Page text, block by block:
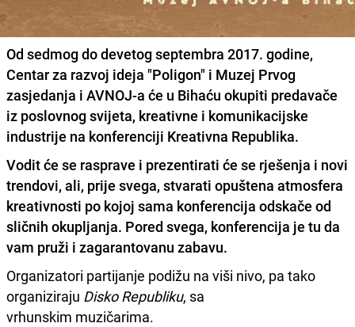
Od sedmog do devetog septembra 2017. godine,
Centar za razvoj ideja "Poligon" i Muzej Prvog
zasjedanja i AVNOJ-a će u Bihaću okupiti predavače
iz poslovnog svijeta, kreativne i komunikacijske
industrije na konferenciji Kreativna Republika.
Vodit će se rasprave i prezentirati će se rješenja i novi
trendovi, ali, prije svega, stvarati opuštena atmosfera
kreativnosti po kojoj sama konferencija odskače od
sličnih okupljanja. Pored svega, konferencija je tu da
vam pruži i zagarantovanu zabavu.
Organizatori partijanje podižu na viši nivo, pa tako
organiziraju Disko Republiku, sa
vrhunskim muzičarima.